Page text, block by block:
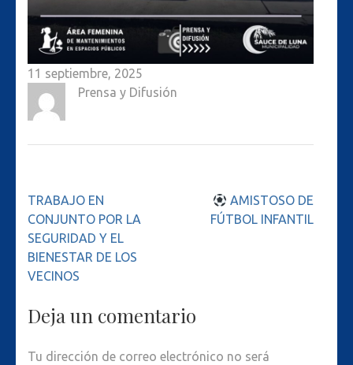
11 septiembre, 2025
Prensa y Difusión
Navegación
de
entradas
TRABAJO EN
CONJUNTO POR LA
SEGURIDAD Y EL
BIENESTAR DE LOS
VECINOS
AMISTOSO DE
FÚTBOL INFANTIL
Deja un comentario
Tu dirección de correo electrónico no será